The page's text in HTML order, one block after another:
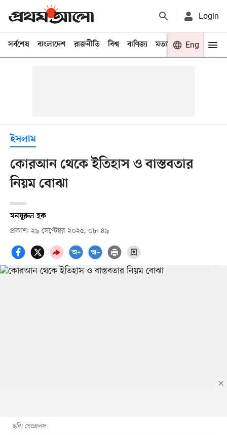
Login
সর্বশেষ বাংলাদেশ রাজনীতি বিশ্ব বাণিজ্য মতামত খেলা
Eng
ইসলাম
কোরআন থেকে ইতিহাস ও বাস্তবতার
নিয়ম বোঝা
মনযূরুল হক
প্রকাশ: ২৯ সেপ্টেম্বর ২০২৫, ০৮: ৪৯
ছবি: পেক্সেলস